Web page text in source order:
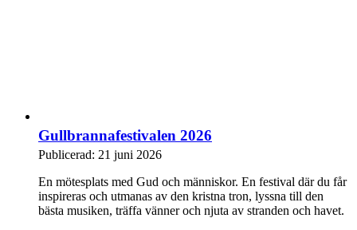
Gullbrannafestivalen 2026
Publicerad: 21 juni 2026
En mötesplats med Gud och människor. En festival där du får
inspireras och utmanas av den kristna tron, lyssna till den
bästa musiken, träffa vänner och njuta av stranden och havet.